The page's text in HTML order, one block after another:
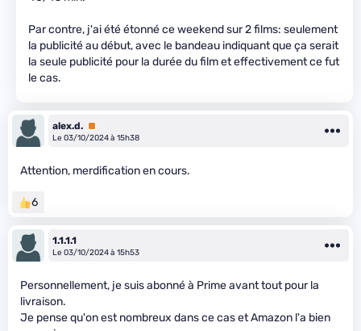
Par contre, j'ai été étonné ce weekend sur 2 films: seulement
la publicité au début, avec le bandeau indiquant que ça serait
la seule publicité pour la durée du film et effectivement ce fut
le cas.
alex.d. Premium
Le 03/10/2024 à 15h38
Attention, merdification en cours.
6
1.1.1.1
Le 03/10/2024 à 15h53
Personnellement, je suis abonné à Prime avant tout pour la
livraison.
Je pense qu'on est nombreux dans ce cas et Amazon l'a bien